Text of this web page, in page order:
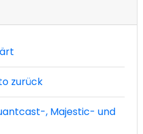
zurück
, Majestic- und